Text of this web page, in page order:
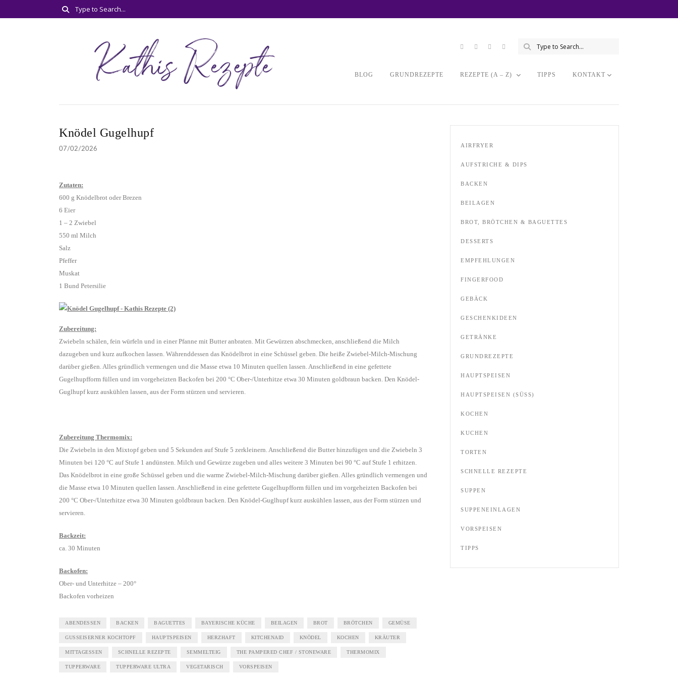
BLOG GRUNDREZEPTE REZEPTE (A – Z) TIPPS KONTAKT
Knödel Gugelhupf
07/02/2026
Zutaten:
600 g Knödelbrot oder Brezen
6 Eier
1 – 2 Zwiebel
550 ml Milch
Salz
Pfeffer
Muskat
1 Bund Petersilie
Zubereitung:
Zwiebeln schälen, fein würfeln und in einer Pfanne mit Butter anbraten. Mit Gewürzen abschmecken, anschließend die Milch
dazugeben und kurz aufkochen lassen. Währenddessen das Knödelbrot in eine Schüssel geben. Die heiße Zwiebel-Milch-Mischung
darüber gießen. Alles gründlich vermengen und die Masse etwa 10 Minuten quellen lassen. Anschließend in eine gefettete
Gugelhupfform füllen und im vorgeheizten Backofen bei 200 °C Ober-/Unterhitze etwa 30 Minuten goldbraun backen. Den Knödel-
Guglhupf kurz auskühlen lassen, aus der Form stürzen und servieren.
Zubereitung Thermomix:
Die Zwiebeln in den Mixtopf geben und 5 Sekunden auf Stufe 5 zerkleinern. Anschließend die Butter hinzufügen und die Zwiebeln 3
Minuten bei 120 °C auf Stufe 1 andünsten. Milch und Gewürze zugeben und alles weitere 3 Minuten bei 90 °C auf Stufe 1 erhitzen.
Das Knödelbrot in eine große Schüssel geben und die warme Zwiebel-Milch-Mischung darüber gießen. Alles gründlich vermengen und
die Masse etwa 10 Minuten quellen lassen. Anschließend in eine gefettete Gugelhupfform füllen und im vorgeheizten Backofen bei
200 °C Ober-/Unterhitze etwa 30 Minuten goldbraun backen. Den Knödel-Guglhupf kurz auskühlen lassen, aus der Form stürzen und
servieren.
Backzeit:
ca. 30 Minuten
Backofen:
Ober- und Unterhitze – 200°
Backofen vorheizen
ABENDESSEN BACKEN BAGUETTES BAYERISCHE KÜCHE BEILAGEN BROT BRÖTCHEN GEMÜSE
GUSSEISERNER KOCHTOPF HAUPTSPEISEN HERZHAFT KITCHENAID KNÖDEL KOCHEN KRÄUTER
MITTAGESSEN SCHNELLE REZEPTE SEMMELTEIG THE PAMPERED CHEF / STONEWARE THERMOMIX
TUPPERWARE TUPPERWARE ULTRA VEGETARISCH VORSPEISEN
AIRFRYER
AUFSTRICHE & DIPS
BACKEN
BEILAGEN
BROT, BRÖTCHEN & BAGUETTES
DESSERTS
EMPFEHLUNGEN
FINGERFOOD
GEBÄCK
GESCHENKIDEEN
GETRÄNKE
GRUNDREZEPTE
HAUPTSPEISEN
HAUPTSPEISEN (SÜSS)
KOCHEN
KUCHEN
TORTEN
SCHNELLE REZEPTE
SUPPEN
SUPPENEINLAGEN
VORSPEISEN
TIPPS